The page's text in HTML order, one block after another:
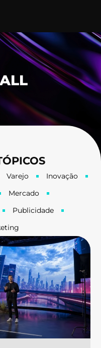
Varejo
Inovação
Mercado
Publicidade